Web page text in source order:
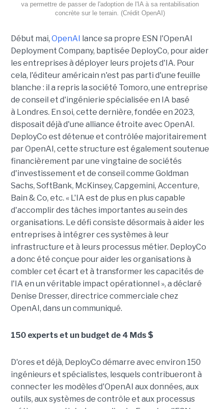
va permettre de passer de l'adoption de l'IA à sa rentabilisation
concrète sur le terrain. (Crédit OpenAI)
Début mai, OpenAI
lance sa propre ESN l'OpenAI
Deployment Company, baptisée DeployCo, pour aider
les entreprises à déployer leurs projets d'IA. Pour
cela, l'éditeur américain n'est pas parti d'une feuille
blanche : il a repris la société Tomoro, une entreprise
de conseil et d'ingénierie spécialisée en IA basé
à Londres. En soi, cette dernière, fondée en 2023,
disposait déjà d'une alliance étroite avec OpenAI.
DeployCo est détenue et contrôlée majoritairement
par OpenAI, cette structure est également soutenue
financièrement par une vingtaine de sociétés
d'investissement et de conseil comme Goldman
Sachs, SoftBank, McKinsey, Capgemini, Accenture,
Bain & Co, etc. « L'IA est de plus en plus capable
d'accomplir des tâches importantes au sein des
organisations. Le défi consiste désormais à aider les
entreprises à intégrer ces systèmes à leur
infrastructure et à leurs processus métier. DeployCo
a donc été conçue pour aider les organisations à
combler cet écart et à transformer les capacités de
l'IA en un véritable impact opérationnel », a déclaré
Denise Dresser, directrice commerciale chez
OpenAI, dans un communiqué.
150 experts et un budget de 4 Mds $
D'ores et déjà, DeployCo démarre avec environ 150
ingénieurs et spécialistes, lesquels contribueront à
connecter les modèles d'OpenAI aux données, aux
outils, aux systèmes de contrôle et aux processus